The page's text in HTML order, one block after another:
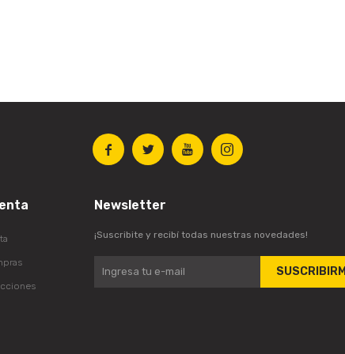
   
Newsletter
¡Suscribite y recibí todas nuestras novedades!